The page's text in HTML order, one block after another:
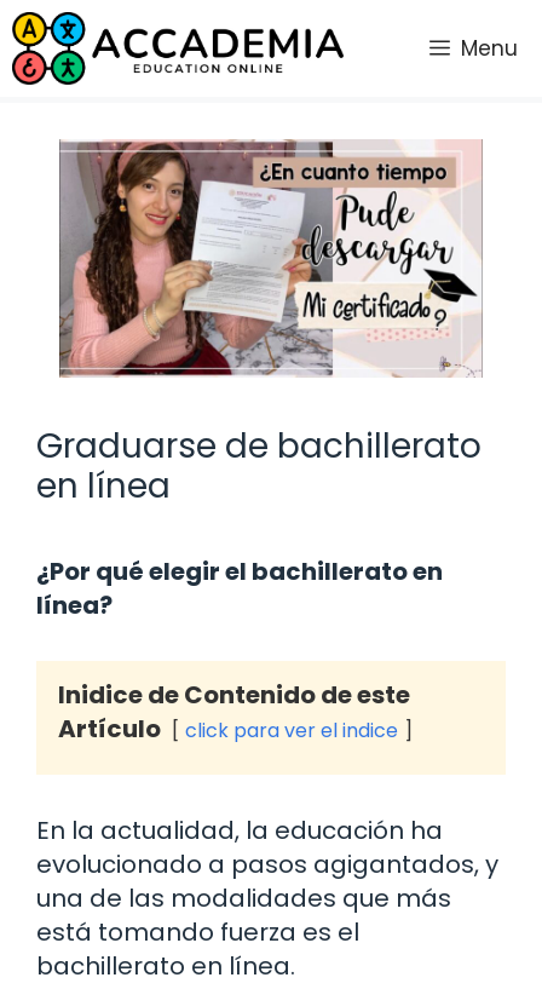
Saltar
al
contenido
Menu
Graduarse de bachillerato
en línea
¿Por qué elegir el bachillerato en
línea?
Inidice de Contenido de este
Artículo
click para ver el indice
En la actualidad, la educación ha
evolucionado a pasos agigantados, y
una de las modalidades que más
está tomando fuerza es el
bachillerato en línea.